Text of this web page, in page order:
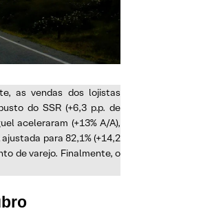
as vendas dos lojistas
do SSR (+6,3 p.p. de
aceleraram (+13% A/A),
para 82,1% (+14,2
de varejo. Finalmente, o